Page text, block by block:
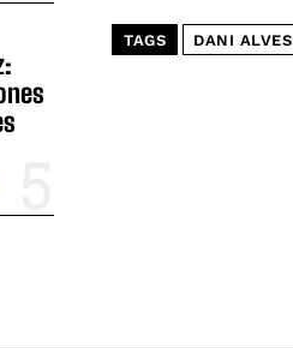
TAGS DANI ALVES